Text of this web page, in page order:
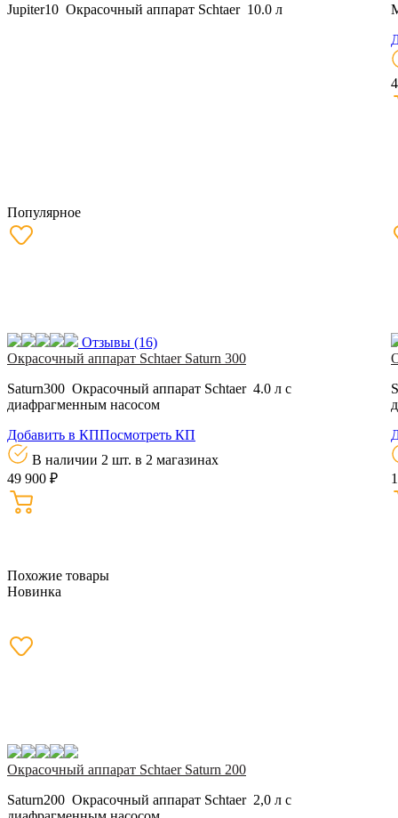
Jupiter10 Окрасочный аппарат Schtaer 10.0 л
Популярное
Отзывы (16)
Окрасочный аппарат Schtaer Saturn 300
Saturn300 Окрасочный аппарат Schtaer 4.0 л с
диафрагменным насосом
Добавить в КППосмотреть КП
В наличии 2 шт. в 2 магазинах
49 900 ₽
Похожие товары
Новинка
Окрасочный аппарат Schtaer Saturn 200
Saturn200 Окрасочный аппарат Schtaer 2,0 л с